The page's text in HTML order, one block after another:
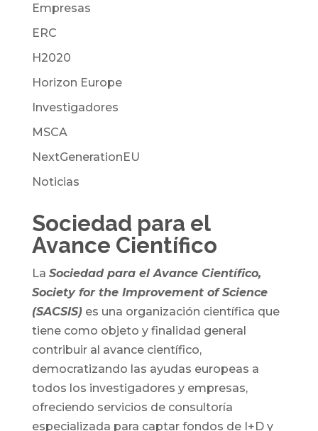
Empresas
ERC
H2020
Horizon Europe
Investigadores
MSCA
NextGenerationEU
Noticias
Sociedad para el
Avance Científico
La Sociedad para el Avance Científico,
Society for the Improvement of Science
(SACSIS)es una organización científica que
tiene como objeto y finalidad general
contribuir al avance científico,
democratizando las ayudas europeas a
todos los investigadores y empresas,
ofreciendo servicios de consultoría
especializada para captar fondos de I+D y